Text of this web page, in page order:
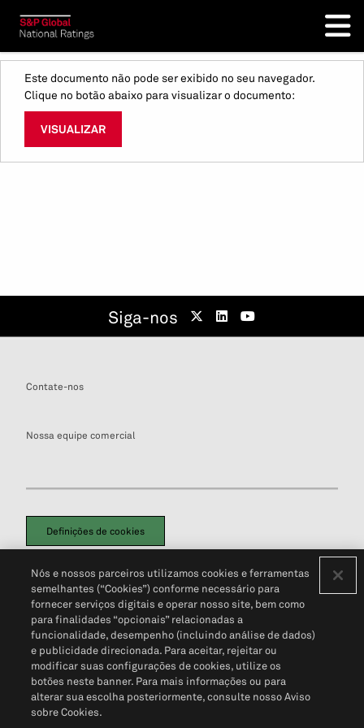
Este documento não pode ser exibido no seu navegador.
Clique no botão abaixo para visualizar o documento:
VISUALIZAR
Siga-nos
Contate-nos
Nossa equipe comercial
Definições de cookies
Política de PrivacidadePortal de privacidade do cliente (em inglês)
Não Venda Minhas Informações Pessoais© 2026 S&P Global
Nós e nossos parceiros utilizamos cookies e ferramentas
semelhantes (“Cookies”) conforme necessário para
fornecer serviços digitais e operar nosso site, bem como
para finalidades “opcionais” relacionadas a
funcionalidade, desempenho (incluindo análise de dados)
e publicidade direcionada. Para aceitar, rejeitar ou
modificar suas configurações de cookies, utilize os
botões neste banner. Para mais informações ou para
alterar sua escolha posteriormente, consulte nosso Aviso
sobre Cookies.